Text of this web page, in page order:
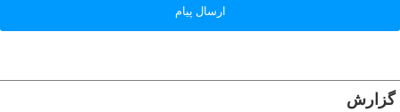
ارسال پیام
گزارش